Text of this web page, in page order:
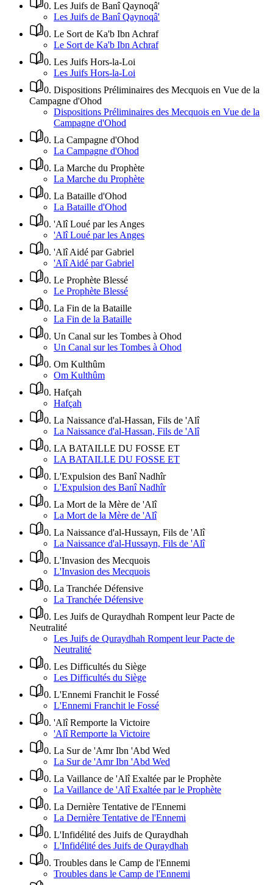
0. Les Juifs de Banî Qaynoqâ'
Les Juifs de Banî Qaynoqâ'
0. Le Sort de Ka'b Ibn Achraf
Le Sort de Ka'b Ibn Achraf
0. Les Juifs Hors-la-Loi
Les Juifs Hors-la-Loi
0. Dispositions Préliminaires des Mecquois en Vue de la
Campagne d'Ohod
Dispositions Préliminaires des Mecquois en Vue de la
Campagne d'Ohod
0. La Campagne d'Ohod
La Campagne d'Ohod
0. La Marche du Prophète
La Marche du Prophète
0. La Bataille d'Ohod
La Bataille d'Ohod
0. 'Alî Loué par les Anges
'Alî Loué par les Anges
0. 'Alî Aidé par Gabriel
'Alî Aidé par Gabriel
0. Le Prophète Blessé
Le Prophète Blessé
0. La Fin de la Bataille
La Fin de la Bataille
0. Un Canal sur les Tombes à Ohod
Un Canal sur les Tombes à Ohod
0. Om Kulthûm
Om Kulthûm
0. Hafçah
Hafçah
0. La Naissance d'al-Hassan, Fils de 'Alî
La Naissance d'al-Hassan, Fils de 'Alî
0. LA BATAILLE DU FOSSE ET
LA BATAILLE DU FOSSE ET
0. L'Expulsion des Banî Nadhîr
L'Expulsion des Banî Nadhîr
0. La Mort de la Mère de 'Alî
La Mort de la Mère de 'Alî
0. La Naissance d'al-Hussayn, Fils de 'Alî
La Naissance d'al-Hussayn, Fils de 'Alî
0. L'Invasion des Mecquois
L'Invasion des Mecquois
0. La Tranchée Défensive
La Tranchée Défensive
0. Les Juifs de Quraydhah Rompent leur Pacte de
Neutralité
Les Juifs de Quraydhah Rompent leur Pacte de
Neutralité
0. Les Difficultés du Siège
Les Difficultés du Siège
0. L'Ennemi Franchit le Fossé
L'Ennemi Franchit le Fossé
0. 'Alî Remporte la Victoire
'Alî Remporte la Victoire
0. La Sur de 'Amr Ibn 'Abd Wed
La Sur de 'Amr Ibn 'Abd Wed
0. La Vaillance de 'Alî Exaltée par le Prophète
La Vaillance de 'Alî Exaltée par le Prophète
0. La Dernière Tentative de l'Ennemi
La Dernière Tentative de l'Ennemi
0. L'Infidélité des Juifs de Quraydhah
L'Infidélité des Juifs de Quraydhah
0. Troubles dans le Camp de l'Ennemi
Troubles dans le Camp de l'Ennemi